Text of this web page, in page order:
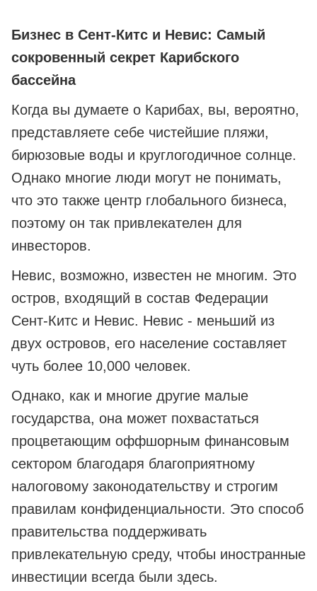
Бизнес в Сент-Китс и Невис: Самый
сокровенный секрет Карибского
бассейна
Когда вы думаете о Карибах, вы, вероятно,
представляете себе чистейшие пляжи,
бирюзовые воды и круглогодичное солнце.
Однако многие люди могут не понимать,
что это также центр глобального бизнеса,
поэтому он так привлекателен для
инвесторов.
Невис, возможно, известен не многим. Это
остров, входящий в состав Федерации
Сент-Китс и Невис. Невис - меньший из
двух островов, его население составляет
чуть более 10,000 человек.
Однако, как и многие другие малые
государства, она может похвастаться
процветающим оффшорным финансовым
сектором благодаря благоприятному
налоговому законодательству и строгим
правилам конфиденциальности. Это способ
правительства поддерживать
привлекательную среду, чтобы иностранные
инвестиции всегда были здесь.